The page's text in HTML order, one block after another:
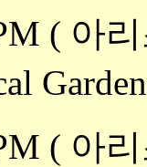
( 아
( 아